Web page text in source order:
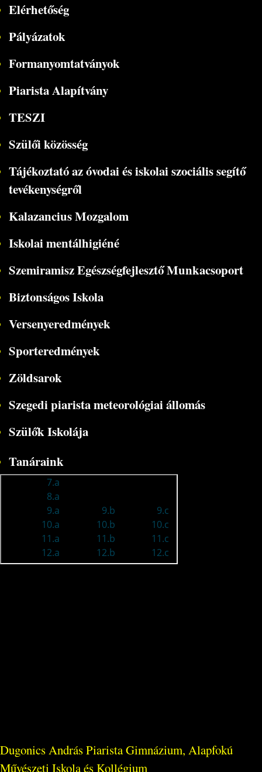
Elérhetőség
Pályázatok
Formanyomtatványok
Piarista Alapítvány
TESZI
Szülői közösség
Tájékoztató az óvodai és iskolai szociális segítő
tevékenységről
Kalazancius Mozgalom
Iskolai mentálhigiéné
Szemiramisz Egészségfejlesztő Munkacsoport
Biztonságos Iskola
Versenyeredmények
Sporteredmények
Zöldsarok
Szegedi piarista meteorológiai állomás
Szülők Iskolája
Tanáraink
Dugonics András Piarista Gimnázium, Alapfokú
Művészeti Iskola és Kollégium